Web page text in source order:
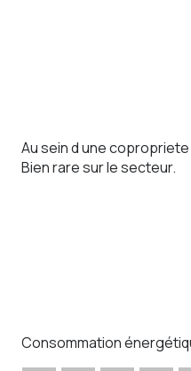
Au sein d une
Bien rare sur le secteur.
Consommation